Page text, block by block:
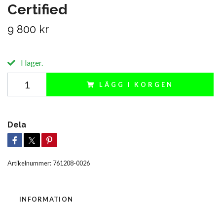
Certified
9 800 kr
I lager.
LÄGG I KORGEN
Dela
Artikelnummer: 761208-0026
INFORMATION